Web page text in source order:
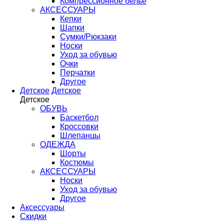
АКСЕССУАРЫ
Кепки
Шапки
Сумки/Рюкзаки
Носки
Уход за обувью
Очки
Перчатки
Другое
Детское Детское
Детское
ОБУВЬ
Баскетбол
Кроссовки
Шлепанцы
ОДЕЖДА
Шорты
Костюмы
АКСЕССУАРЫ
Носки
Уход за обувью
Другое
Аксессуары
Скидки